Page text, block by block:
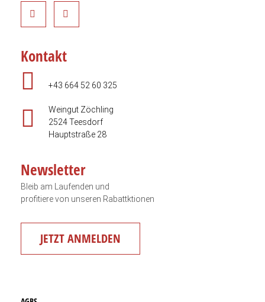
Kontakt
+43 664 52 60 325
Weingut Zöchling
2524 Teesdorf
Hauptstraße 28
Newsletter
Bleib am Laufenden und
profitiere von unseren Rabattktionen
JETZT ANMELDEN